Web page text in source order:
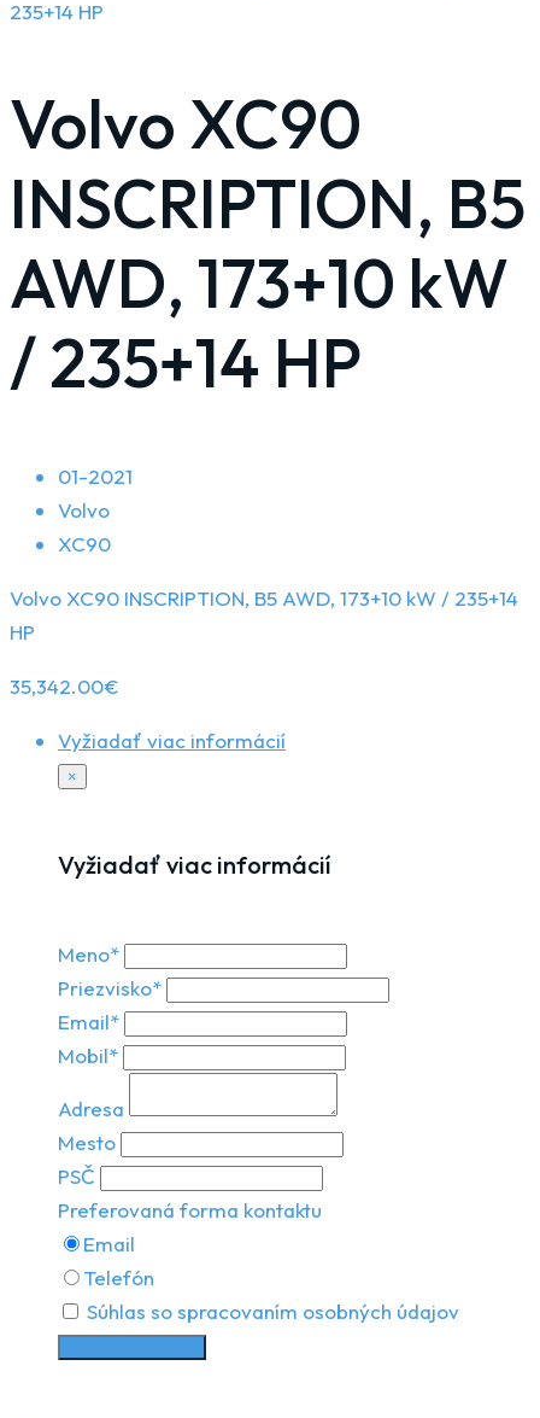
Volvo XC90
INSCRIPTION, B5
AWD, 173+10 kW
/ 235+14 HP
01-2021
Volvo
XC90
Volvo XC90 INSCRIPTION, B5 AWD, 173+10 kW / 235+14
HP
35,342.00€
Vyžiadať viac informácií
×
Vyžiadať viac informácií
Meno*
Priezvisko*
Email*
Mobil*
Adresa
Mesto
PSČ
Preferovaná forma kontaktu
Email
Telefón
Súhlas so spracovaním osobných údajov